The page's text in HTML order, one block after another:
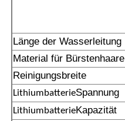
Länge der Wasserleitung
Material für Bürstenhaare
Reinigungsbreite
LithiumbatterieSpannung
LithiumbatterieKapazität